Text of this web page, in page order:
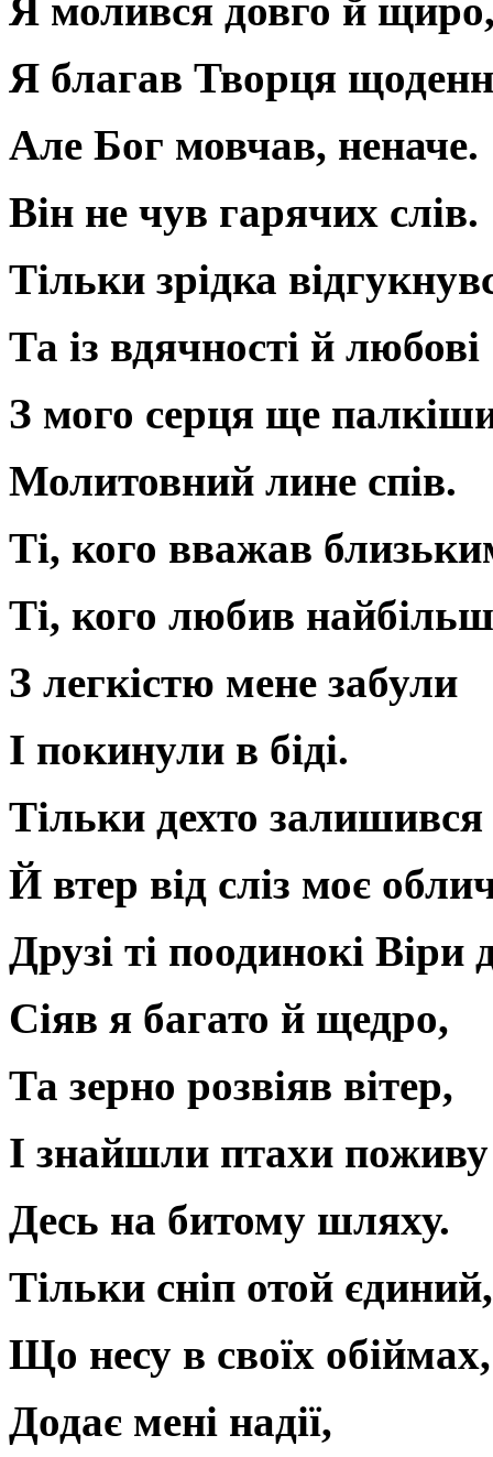
Я молився довго й
Я благав Творця
Але Бог мовчав, неначе.
Він не чув гарячих слів.
Тільки зрідка
Та із вдячності й любові
З мого серця ще
Молитовний лине спів.
Ті, кого вважав
Ті, кого любив
З легкістю мене забули
І покинули в біді.
Тільки дехто залишився
Й втер від сліз моє
Друзі ті поодинокі Віри
Сіяв я багато й щедро,
Та зерно розвіяв вітер,
І знайшли птахи поживу
Десь на битому шляху.
Тільки сніп отой єдиний,
Що несу в своїх обіймах,
Додає мені надії,